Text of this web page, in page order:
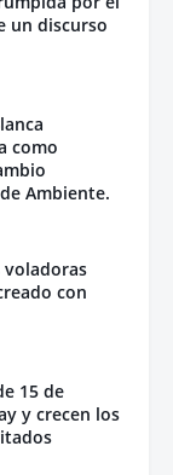
un discurso
como
Ambiente.
voladoras
con
15 de
y crecen los